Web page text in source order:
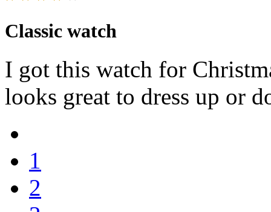
Classic watch
I got this watch for
looks great to dress up or
1
2